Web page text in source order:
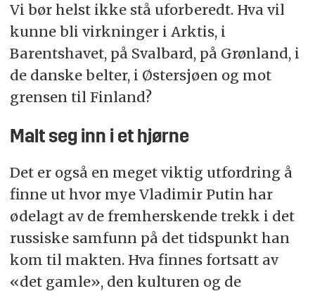
Vi bør helst ikke stå uforberedt. Hva vil
kunne bli virkninger i Arktis, i
Barentshavet, på Svalbard, på Grønland, i
de danske belter, i Østersjøen og mot
grensen til Finland?
Malt seg inn i et hjørne
Det er også en meget viktig utfordring å
finne ut hvor mye Vladimir Putin har
ødelagt av de fremherskende trekk i det
russiske samfunn på det tidspunkt han
kom til makten. Hva finnes fortsatt av
«det gamle», den kulturen og de